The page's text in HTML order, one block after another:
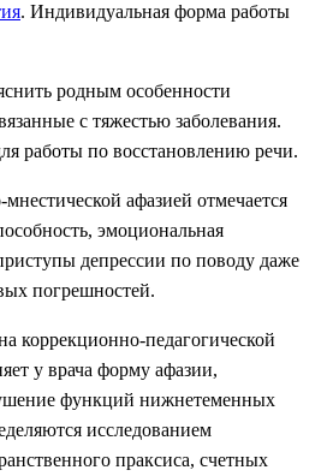
. Индивидуальная форма работы
родным особенности
с тяжестью заболевания.
работы по восстановлению речи.
афазией отмечается
эмоциональная
депрессии по поводу даже
погрешностей.
коррекционно-педагогической
у врача форму афазии,
функций нижнетеменных
исследованием
праксиса, счетных